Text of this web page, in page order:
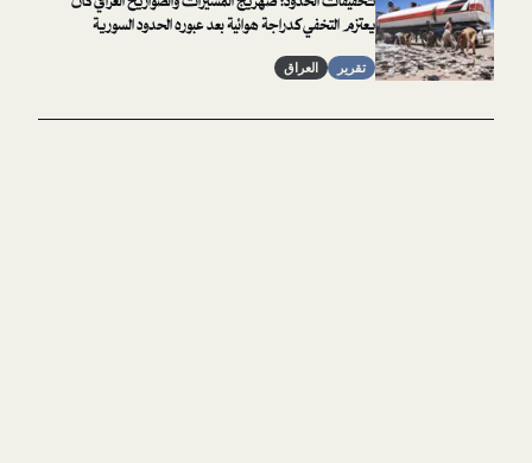
يعتزم التخفي كدراجة هوائية بعد عبوره الحدود السورية
تقرير العراق